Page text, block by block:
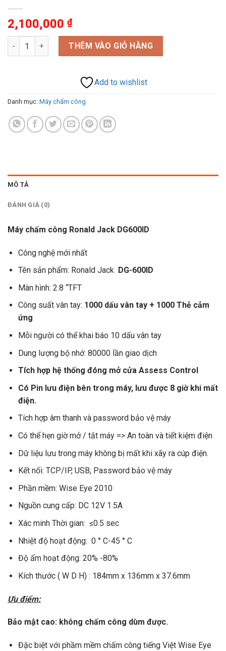
2,100,000 ₫
Máy Chấm Công Ronald Jack DG600ID số lượng
THÊM VÀO GIỎ HÀNG
Add to wishlist
Danh mục: Máy chấm công
MÔ TẢ
ĐÁNH GIÁ (0)
Máy chấm công Ronald Jack DG600ID
Công nghệ mới nhất
Tên sản phẩm: Ronald Jack DG-600ID
Màn hình: 2.8 “TFT
Công suất vân tay: 1000 dấu vân tay + 1000 Thẻ cảm
ứng
Mỗi người có thể khai báo 10 dấu vân tay
Dung lượng bộ nhớ: 80000 lần giao dịch
Tích hợp hệ thống đóng mở cửa Assess Control
Có Pin lưu điện bên trong máy, lưu được 8 giờ khi mất
điện.
Tích hợp âm thanh và password bảo vệ máy
Có thể hẹn giờ mở / tắt máy => An toàn và tiết kiệm điện
Dữ liệu lưu trong máy không bị mất khi xãy ra cúp điện.
Kết nối: TCP/IP, USB, Password bảo vệ máy
Phần mềm: Wise Eye 2010
Nguồn cung cấp: DC 12V 1.5A
Xác minh Thời gian: ≤0.5 sec
Nhiệt độ hoạt động: 0 ° C-45 ° C
Độ ẩm hoạt động: 20% -80%
Kích thước ( W D H) : 184mm x 136mm x 37.6mm
Ưu điểm:
Bảo mật cao: không chấm công dùm được.
Đặc biệt với phầm mềm chấm công tiếng Việt Wise Eye